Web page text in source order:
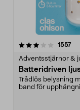
1557
Adventsstjärnor &
Batteridriven
Trådlös belysning
band för
4.5 av 5